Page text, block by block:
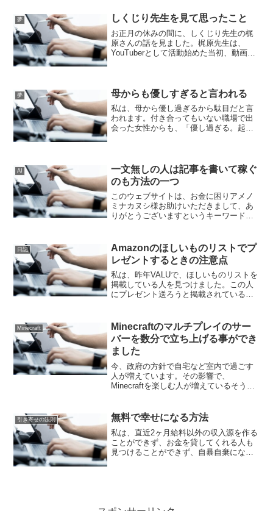
夢 しくじり先生を見て思ったこと
お正月の休みの間に、しくじり先生の梶
原さんの話を見ました。梶原先生は、
YouTuberとして活動始めた当初、動画を
さ...
夢 母からも優しすぎると言われる
私は、母から優し過ぎるから駄目だと言
われます。付き合ってもいない職場で出
会った女性からも、「優し過ぎる。起こ
で引き受けてしまうことが...
AI
一文無しの人は記事を書いて稼ぐ
のも方法の一つ
このウェブサイトは、お金に困りアメノ
ミナカヌシ様お助けいただきまして、あ
りがとうございますというキーワードで
るように、応援したいと思っています。
今は、時代が進化してAI...
日記
Amazonのほしいものリストでプ
レゼントするときの注意点
私は、昨年VALUで、ほしいものリストを
掲載している人を見つけました。この人
にプレゼント送ろうと掲載されているほ
でも、、何故か私の家に届いてしまった
のです。送り先が、何...
Minecraft
Minecraftのマルチプレイのサー
バーを数分で立ち上げる事ができ
ました
今、政府の方針で自宅など室内で過ごす
人が増えています。その影響で、
Minecraftを楽しむ人が増えているそうで
ラフト）を友達など複数の人と楽しむ
方...
引き寄せの法則 無料で幸せになる方法
私は、直近2ヶ月給料以外の収入源を作る
ことができず、お金を貸してくれる人も
見つけることができず、自暴自棄になろ